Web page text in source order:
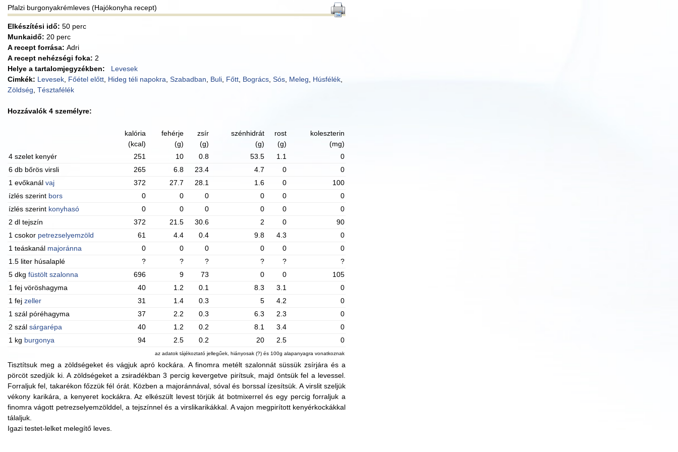
Pfalzi burgonyakrémleves (Hajókonyha recept)
Elkészítési idő: 50 perc
Munkaidő: 20 perc
A recept forrása: Adri
A recept nehézségi foka: 2
Helye a tartalomjegyzékben:
Levesek
Cimkék: Levesek Főétel előtt Hideg téli napokra Szabadban Buli Főtt Bogrács Sós Meleg Húsfélék
Zöldség Tésztafélék
Hozzávalók 4 személyre:
kalória
(kcal)
fehérje
(g)
zsír
(g)
szénhidrát
(g)
rost
(g)
koleszterin
(mg)
4 szelet kenyér
251 10 0.8 53.5 1.1
0
6 db bőrös virsli
265 6.8 23.4 4.7 0
0
1 evőkanál vaj 372 27.7 28.1 1.6 0
100
ízlés szerint bors 0 0 0 0 0
0
ízlés szerint konyhasó 0 0 0 0 0
0
2 dl tejszín
372 21.5 30.6 2 0
90
1 csokor petrezselyemzöld 61 4.4 0.4 9.8 4.3
0
1 teáskanál majoránna 0 0 0 0 0
0
1.5 liter húsalaplé
? ? ? ? ?
?
5 dkg füstölt szalonna 696 9 73 0 0
105
1 fej vöröshagyma
40 1.2 0.1 8.3 3.1
0
1 fej zeller 31 1.4 0.3 5 4.2
0
1 szál póréhagyma
37 2.2 0.3 6.3 2.3
0
2 szál sárgarépa 40 1.2 0.2 8.1 3.4
0
1 kg burgonya 94 2.5 0.2 20 2.5 0
az adatok tájékoztató jellegűek, hiányosak (?) és 100g alapanyagra vonatkoznak
Tisztítsuk meg a zöldségeket és vágjuk apró kockára. A finomra metélt szalonnát süssük zsírjára és a
pörcöt szedjük ki. A zöldségeket a zsiradékban 3 percig kevergetve pirítsuk, majd öntsük fel a levessel.
Forraljuk fel, takarékon főzzük fél órát. Közben a majoránnával, sóval és borssal ízesítsük. A virslit szeljük
vékony karikára, a kenyeret kockákra. Az elkészült levest törjük át botmixerrel és egy percig forraljuk a
finomra vágott petrezselyemzölddel, a tejszínnel és a virslikarikákkal. A vajon megpirított kenyérkockákkal
tálaljuk.
Igazi testet-lelket melegítő leves.